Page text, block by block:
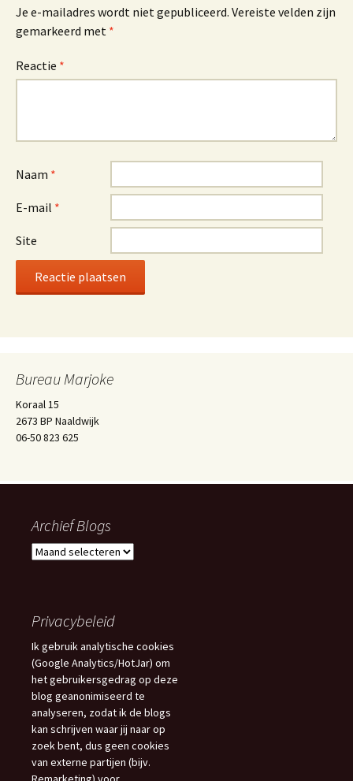
Je e-mailadres wordt niet gepubliceerd. Vereiste velden zijn
gemarkeerd met *
Reactie *
Naam *
E-mail *
Site
Bureau Marjoke
Koraal 15
2673 BP Naaldwijk
06-50 823 625
Archief Blogs
Archief
Privacybeleid
Ik gebruik analytische cookies
(Google Analytics/HotJar) om
het gebruikersgedrag op deze
blog geanonimiseerd te
analyseren, zodat ik de blogs
kan schrijven waar jij naar op
zoek bent, dus geen cookies
van externe partijen (bijv.